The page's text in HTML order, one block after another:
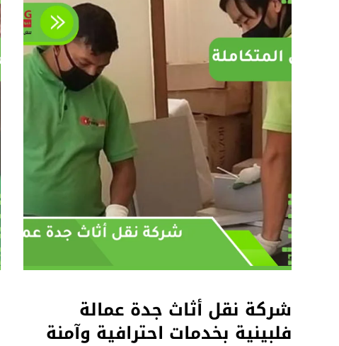
شركة نقل أثاث جدة عمالة
فلبينية بخدمات احترافية وآمنة